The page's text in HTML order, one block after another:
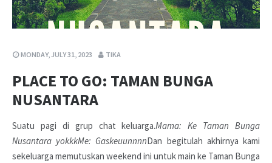
MONDAY, JULY 31, 2023 TIKA
PLACE TO GO: TAMAN BUNGA
NUSANTARA
Suatu pagi di grup chat keluarga.Mama: Ke Taman Bunga
Nusantara yokkkMe: GaskeuunnnnDan begitulah akhirnya kami
sekeluarga memutuskan weekend ini untuk main ke Taman Bunga